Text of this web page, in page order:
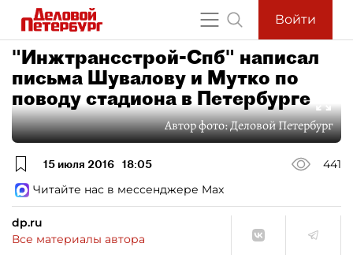
Войти
"Инжтрансстрой-Спб" написал
письма Шувалову и Мутко по
поводу стадиона в Петербурге
Автор фото:Деловой Петербург
15 июля 2016 18:05
441
Читайте нас в мессенджере Max
dp.ru
Все материалы автора